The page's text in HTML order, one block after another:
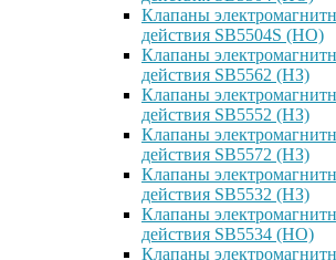
Клапаны
действия SB5504S (НО)
Клапаны
действия SB5562 (НЗ)
Клапаны
действия SB5552 (НЗ)
Клапаны
действия SB5572 (НЗ)
Клапаны
действия SB5532 (НЗ)
Клапаны
действия SB5534 (НО)
Клапаны